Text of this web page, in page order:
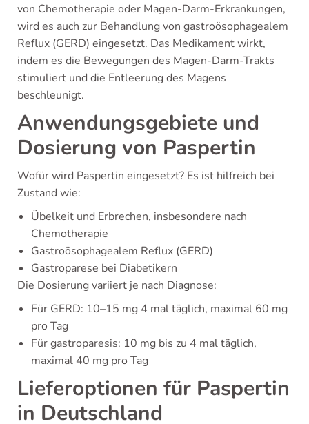
von Chemotherapie oder Magen-Darm-Erkrankungen,
wird es auch zur Behandlung von gastroösophagealem
Reflux (GERD) eingesetzt. Das Medikament wirkt,
indem es die Bewegungen des Magen-Darm-Trakts
stimuliert und die Entleerung des Magens
beschleunigt.
Anwendungsgebiete und
Dosierung von Paspertin
Wofür wird Paspertin eingesetzt? Es ist hilfreich bei
Zustand wie:
Übelkeit und Erbrechen, insbesondere nach
Chemotherapie
Gastroösophagealem Reflux (GERD)
Gastroparese bei Diabetikern
Die Dosierung variiert je nach Diagnose:
Für GERD: 10–15 mg 4 mal täglich, maximal 60 mg
pro Tag
Für gastroparesis: 10 mg bis zu 4 mal täglich,
maximal 40 mg pro Tag
Lieferoptionen für Paspertin
in Deutschland